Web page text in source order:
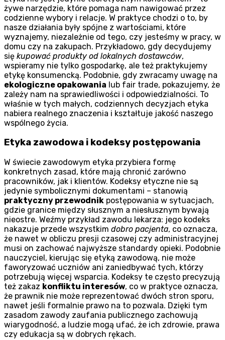
żywe narzędzie, które pomaga nam nawigować przez
codzienne wybory i relacje. W praktyce chodzi o to, by
nasze działania były spójne z wartościami, które
wyznajemy, niezależnie od tego, czy jesteśmy w pracy, w
domu czy na zakupach. Przykładowo, gdy decydujemy
się kupować produkty od lokalnych dostawców,
wspieramy nie tylko gospodarkę, ale też praktykujemy
etykę konsumencką. Podobnie, gdy zwracamy uwagę na
ekologiczne opakowania lub fair trade, pokazujemy, że
zależy nam na sprawiedliwości i odpowiedzialności. To
właśnie w tych małych, codziennych decyzjach etyka
nabiera realnego znaczenia i kształtuje jakość naszego
wspólnego życia.
Etyka zawodowa i kodeksy postępowania
W świecie zawodowym etyka przybiera formę
konkretnych zasad, które mają chronić zarówno
pracowników, jak i klientów. Kodeksy etyczne nie są
jedynie symbolicznymi dokumentami – stanowią
praktyczny przewodnik postępowania w sytuacjach,
gdzie granice między słusznym a niesłusznym bywają
nieostre. Weźmy przykład zawodu lekarza: jego kodeks
nakazuje przede wszystkim dobro pacjenta, co oznacza,
że nawet w obliczu presji czasowej czy administracyjnej
musi on zachować najwyższe standardy opieki. Podobnie
nauczyciel, kierując się etyką zawodową, nie może
faworyzować uczniów ani zaniedbywać tych, którzy
potrzebują więcej wsparcia. Kodeksy te często precyzują
też zakaz konfliktu interesów, co w praktyce oznacza,
że prawnik nie może reprezentować dwóch stron sporu,
nawet jeśli formalnie prawo na to pozwala. Dzięki tym
zasadom zawody zaufania publicznego zachowują
wiarygodność, a ludzie mogą ufać, że ich zdrowie, prawa
czy edukacja są w dobrych rękach.